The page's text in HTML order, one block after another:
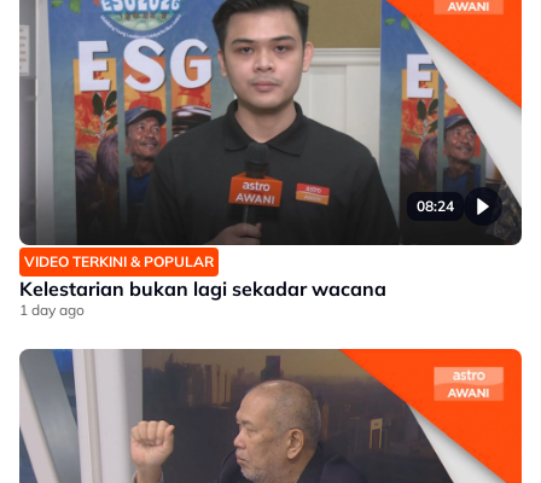
08:24
VIDEO TERKINI & POPULAR
Kelestarian bukan lagi sekadar wacana
1 day ago